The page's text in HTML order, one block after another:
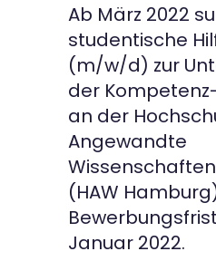
Ab März 2022
studentische
(m/w/d) zur
der
an der
Angewandte
(HAW
Bewerbungsfrist
Januar 2022.